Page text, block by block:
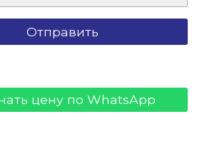
цену по WhatsApp